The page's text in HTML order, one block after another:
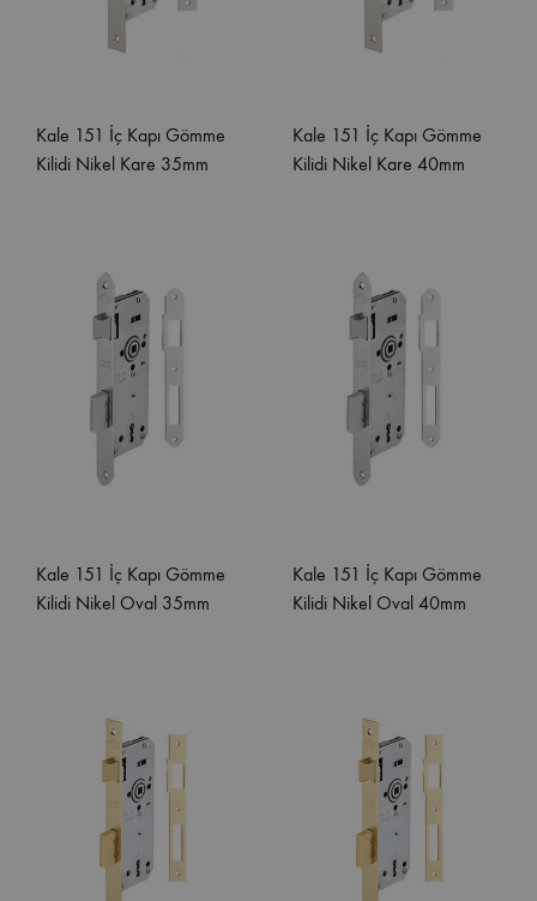
Kale 151 İç Kapı Gömme
Kilidi Nikel Kare 35mm
Kale 151 İç Kapı Gömme
Kilidi Nikel Kare 40mm
Kale 151 İç Kapı Gömme
Kilidi Nikel Oval 35mm
Kale 151 İç Kapı Gömme
Kilidi Nikel Oval 40mm